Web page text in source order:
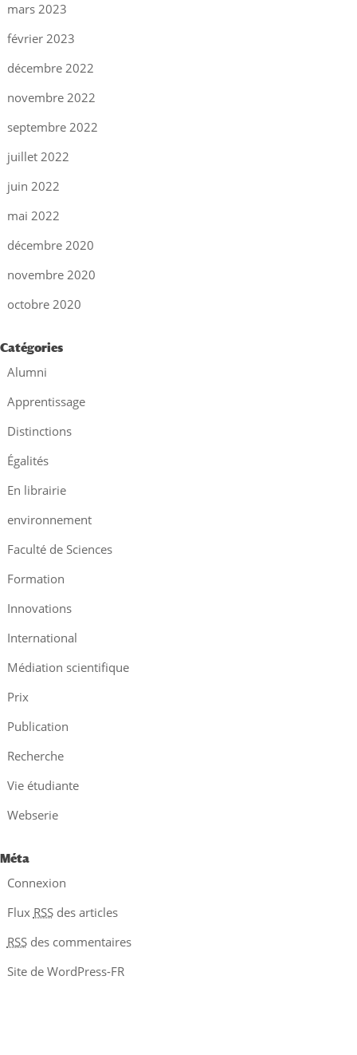
mars 2023
février 2023
décembre 2022
novembre 2022
septembre 2022
juillet 2022
juin 2022
mai 2022
décembre 2020
novembre 2020
octobre 2020
Catégories
Alumni
Apprentissage
Distinctions
Égalités
En librairie
environnement
Faculté de Sciences
Formation
Innovations
International
Médiation scientifique
Prix
Publication
Recherche
Vie étudiante
Webserie
Méta
Connexion
Flux RSSdes articles
RSSdes commentaires
Site de WordPress-FR